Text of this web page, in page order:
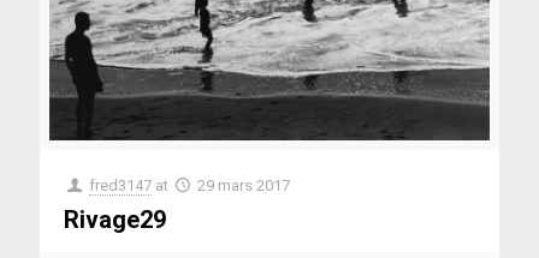
fred3147 at 29 mars 2017
Rivage29